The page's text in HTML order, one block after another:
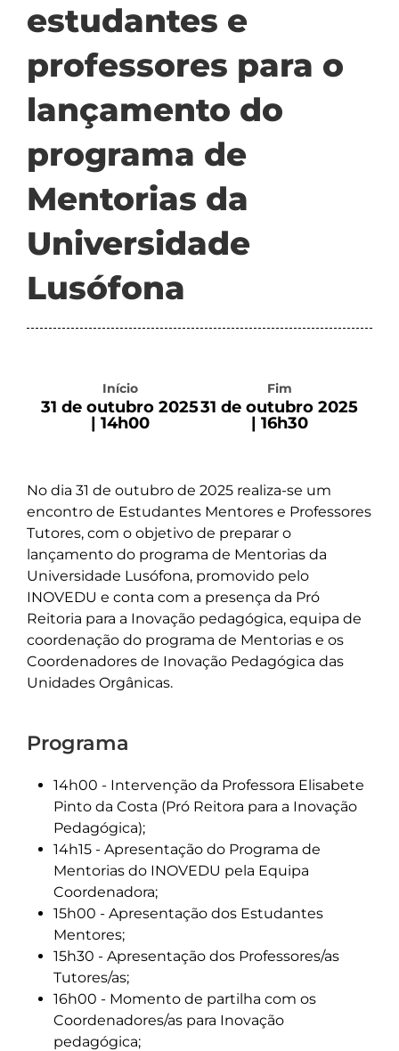
estudantes e
professores para o
lançamento do
programa de
Mentorias da
Universidade
Lusófona
Início
31 de outubro 2025
| 14h00
Fim
31 de outubro 2025
| 16h30
No dia 31 de outubro de 2025 realiza-se um
encontro de Estudantes Mentores e Professores
Tutores, com o objetivo de preparar o
lançamento do programa de Mentorias da
Universidade Lusófona, promovido pelo
INOVEDU e conta com a presença da Pró
Reitoria para a Inovação pedagógica, equipa de
coordenação do programa de Mentorias e os
Coordenadores de Inovação Pedagógica das
Unidades Orgânicas.
Programa
14h00 - Intervenção da Professora Elisabete
Pinto da Costa (Pró Reitora para a Inovação
Pedagógica);
14h15 - Apresentação do Programa de
Mentorias do INOVEDU pela Equipa
Coordenadora;
15h00 - Apresentação dos Estudantes
Mentores;
15h30 - Apresentação dos Professores/as
Tutores/as;
16h00 - Momento de partilha com os
Coordenadores/as para Inovação
pedagógica;